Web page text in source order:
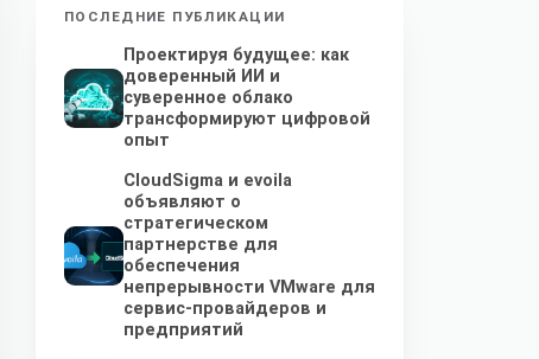
ПОСЛЕДНИЕ ПУБЛИКАЦИИ
Проектируя будущее: как
доверенный ИИ и
суверенное облако
трансформируют цифровой
опыт
CloudSigma и evoila
объявляют о
стратегическом
партнерстве для
обеспечения
непрерывности VMware для
сервис-провайдеров и
предприятий